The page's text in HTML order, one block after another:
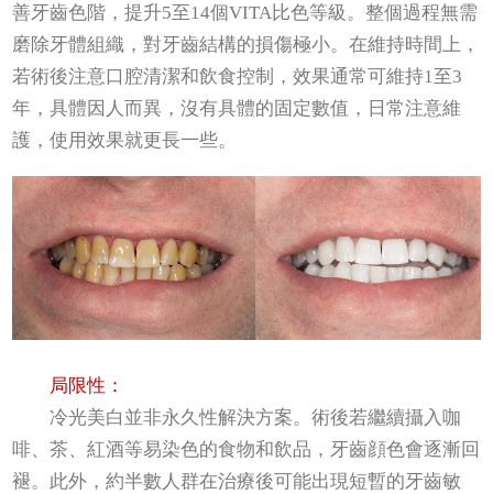
善牙齒色階，提升5至14個VITA比色等級。整個過程無需
磨除牙體組織，對牙齒結構的損傷極小。在維持時間上，
若術後注意口腔清潔和飲食控制，效果通常可維持1至3
年，具體因人而異，沒有具體的固定數值，日常注意維
護，使用效果就更長一些。
局限性：
冷光美白並非永久性解決方案。術後若繼續攝入咖
啡、茶、紅酒等易染色的食物和飲品，牙齒顔色會逐漸回
褪。此外，約半數人群在治療後可能出現短暫的牙齒敏